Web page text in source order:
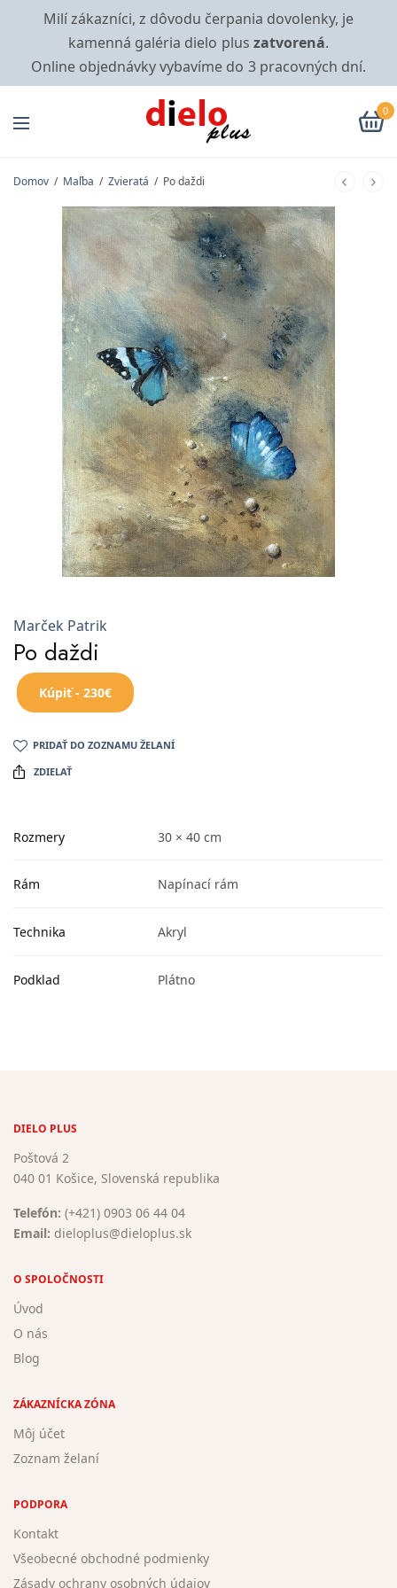
Milí zákazníci, z dôvodu čerpania dovolenky, je
kamenná galéria dielo plus zatvorená.
Online objednávky vybavíme do 3 pracovných dní.
0
Domov / Maľba / Zvieratá / Po daždi
Marček Patrik
Po daždi
Kúpiť - 230€
PRIDAŤ DO ZOZNAMU ŽELANÍ
ZDIELAŤ
Rozmery 30 × 40 cm
Rám Napínací rám
Technika Akryl
Podklad Plátno
DIELO PLUS
Poštová 2
040 01 Košice, Slovenská republika
Telefón: (+421) 0903 06 44 04
Email: dieloplus@dieloplus.sk
O SPOLOČNOSTI
Úvod
O nás
Blog
ZÁKAZNÍCKA ZÓNA
Môj účet
Zoznam želaní
PODPORA
Kontakt
Všeobecné obchodné podmienky
Zásady ochrany osobných údajov